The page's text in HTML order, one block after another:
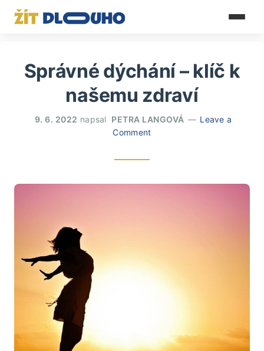
Správné dýchání – klíč k
našemu zdraví
9. 6. 2022 napsal PETRA LANGOVÁ
Leave a
Comment